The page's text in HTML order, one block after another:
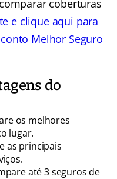
coberturas
e clique aqui para
Melhor Seguro
do
os melhores
lugar.
as principais
até 3 seguros de